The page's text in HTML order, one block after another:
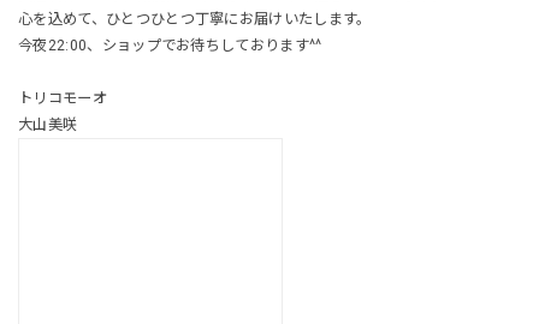
心を込めて、ひとつひとつ丁寧にお届けいたします。
今夜22:00、ショップでお待ちしております^^
トリコモーオ
大山美咲